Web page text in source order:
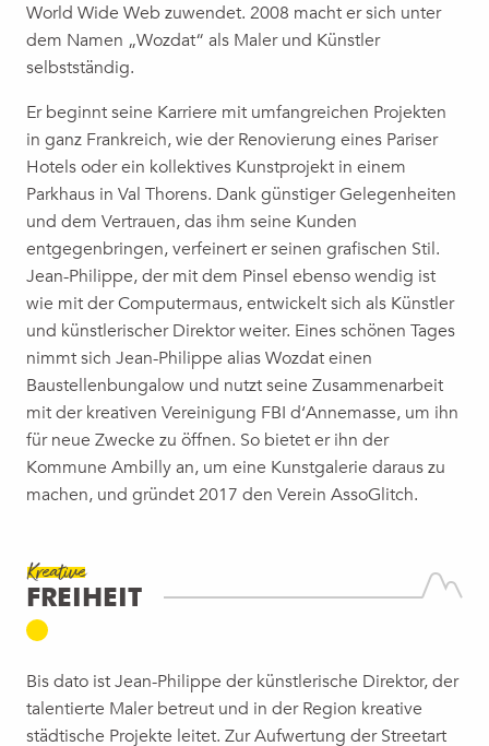
World Wide Web zuwendet. 2008 macht er sich unter
dem Namen „Wozdat“ als Maler und Künstler
selbstständig.
Er beginnt seine Karriere mit umfangreichen Projekten
in ganz Frankreich, wie der Renovierung eines Pariser
Hotels oder ein kollektives Kunstprojekt in einem
Parkhaus in Val Thorens. Dank günstiger Gelegenheiten
und dem Vertrauen, das ihm seine Kunden
entgegenbringen, verfeinert er seinen grafischen Stil.
Jean-Philippe, der mit dem Pinsel ebenso wendig ist
wie mit der Computermaus, entwickelt sich als Künstler
und künstlerischer Direktor weiter. Eines schönen Tages
nimmt sich Jean-Philippe alias Wozdat einen
Baustellenbungalow und nutzt seine Zusammenarbeit
mit der kreativen Vereinigung FBI d‘Annemasse, um ihn
für neue Zwecke zu öffnen. So bietet er ihn der
Kommune Ambilly an, um eine Kunstgalerie daraus zu
machen, und gründet 2017 den Verein AssoGlitch.
Kreative
FREIHEIT
Bis dato ist Jean-Philippe der künstlerische Direktor, der
talentierte Maler betreut und in der Region kreative
städtische Projekte leitet. Zur Aufwertung der Streetart